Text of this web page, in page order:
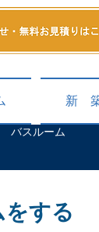
新
バスルーム
する